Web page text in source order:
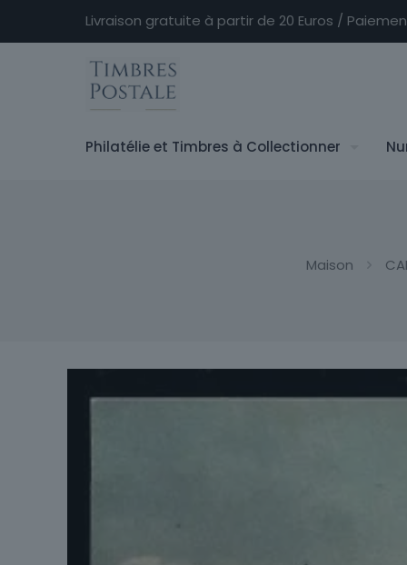
Livraison gratuite à partir de 20 Euros /
Philatélie et Timbres à Collectionner
Maison